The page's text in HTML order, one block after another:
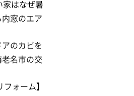
家はなぜ暑
窓のエア
のカビを
名市の交
フォーム】